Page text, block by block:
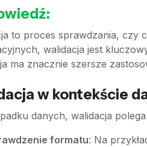
to proces sprawdzania, czy
walidacja jest
ma znacznie szersze
w kontekście
danych, walidacja
formatu: Na